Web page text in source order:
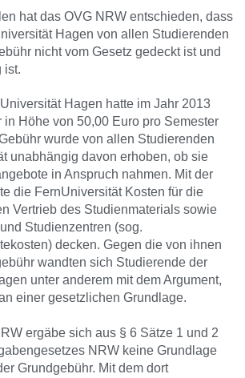
hat das OVG NRW entschieden, dass
Hagen von allen Studierenden
nicht vom Gesetz gedeckt ist und
ist.
Hagen hatte im Jahr 2013
in Höhe von 50,00 Euro pro Semester
wurde von allen Studierenden
unabhängig davon erhoben, ob sie
in Anspruch nahmen. Mit der
die FernUniversität Kosten für die
Vertrieb des Studienmaterials sowie
Studienzentren (sog.
decken. Gegen die von ihnen
wandten sich Studierende der
unter anderem mit dem Argument,
einer gesetzlichen Grundlage.
ergäbe sich aus § 6 Sätze 1 und 2
NRW keine Grundlage
Grundgebühr. Mit dem dort